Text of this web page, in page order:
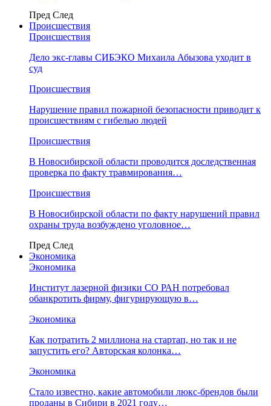
Пред След
Происшествия
Происшествия
Дело экс-главы СИБЭКО Михаила Абызова уходит в
суд
Происшествия
Нарушение правил пожарной безопасности приводит к
происшествиям с гибелью людей
Происшествия
В Новосибирской области проводится доследственная
проверка по факту травмирования…
Происшествия
В Новосибирской области по факту нарушений правил
охраны труда возбуждено уголовное…
Пред След
Экономика
Экономика
Институт лазерной физики СО РАН потребовал
обанкротить фирму, фигурирующую в…
Экономика
Как потратить 2 миллиона на стартап, но так и не
запустить его? Авторская колонка…
Экономика
Стало известно, какие автомобили люкс-брендов были
проданы в Сибири в 2021 году…